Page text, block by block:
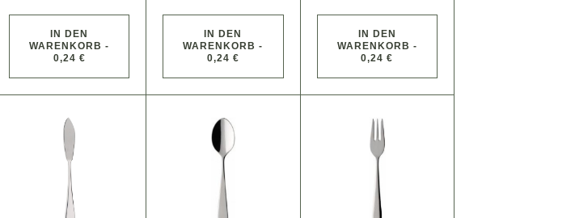
IN DEN
WARENKORB -
0,24 €
IN DEN
WARENKORB -
0,24 €
IN DEN
WARENKORB -
0,24 €